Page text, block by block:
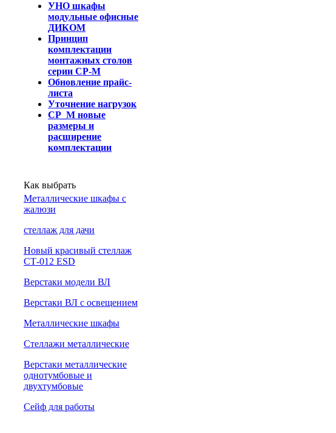
УНО шкафы
модульные офисные
ДИКОМ
Принцип
комплектации
монтажных столов
серии СР-М
Обновление прайс-
листа
Уточнение нагрузок
СР_М новые
размеры и
расширение
комплектации
Как выбрать
Металлические шкафы с
жалюзи
cтеллаж для дачи
Новый красивый стеллаж
СТ-012 ESD
Верстаки модели ВЛ
Верстаки ВЛ с освещением
Металлические шкафы
Стеллажи металлические
Верстаки металлические
однотумбовые и
двухтумбовые
Сейф для работы